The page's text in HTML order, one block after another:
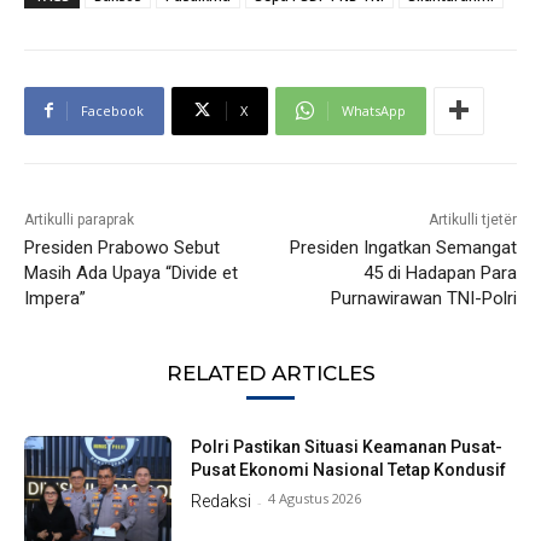
Facebook X WhatsApp
Artikulli paraprak
Presiden Prabowo Sebut
Masih Ada Upaya “Divide et
Impera”
Artikulli tjetër
Presiden Ingatkan Semangat
45 di Hadapan Para
Purnawirawan TNI-Polri
RELATED ARTICLES
Polri Pastikan Situasi Keamanan Pusat-
Pusat Ekonomi Nasional Tetap Kondusif
Redaksi - 4 Agustus 2026